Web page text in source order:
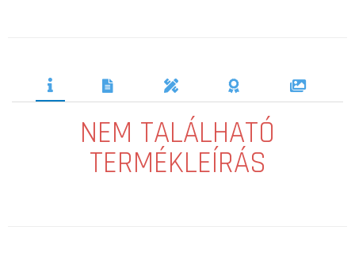
NEM TALÁLHATÓ
TERMÉKLEÍRÁS